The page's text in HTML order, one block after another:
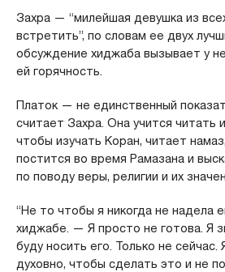
Захра — “милейшая девушка из
встретить”, по словам ее двух
обсуждение хиджаба вызывает у
ей горячность.
Платок — не единственный
считает Захра. Она учится читать
чтобы изучать Коран, читает
постится во время Рамазана и
по поводу веры, религии и их
“Не то чтобы я никогда не надела
хиджабе. — Я просто не готова. Я
буду носить его. Только не сейчас.
духовно, чтобы сделать это и не